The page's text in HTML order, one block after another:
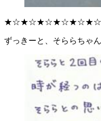
ずっきーと、そららちゃ